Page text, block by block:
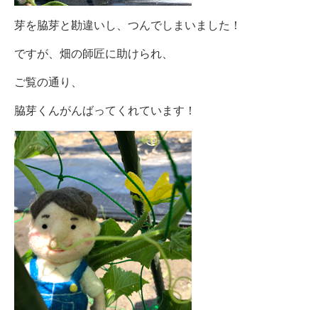
芽を脇芽と勘違いし、つんでしまいました！
ですが、畑の師匠に助けられ、
ご覧の通り、
脇芽くんがんばってくれています！